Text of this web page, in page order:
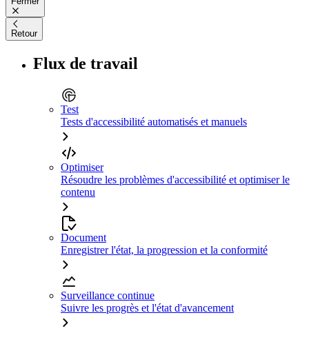
Retour
Flux de travail
Test
Tests d'accessibilité automatisés et manuels
Optimiser
Résoudre les problèmes d'accessibilité et optimiser le
contenu
Document
Enregistrer l'état, la progression et la conformité
Surveillance continue
Suivre les progrès et l'état d'avancement